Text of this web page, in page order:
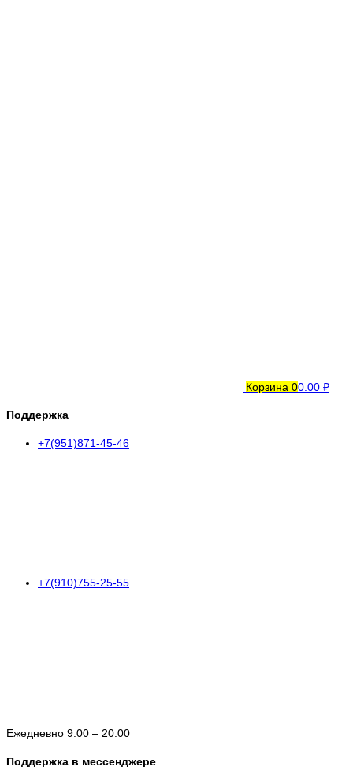
Корзина 00.00 ₽
Поддержка
+7(951)871-45-46
+7(910)755-25-55
Ежедневно 9:00 – 20:00
Поддержка в мессенджере